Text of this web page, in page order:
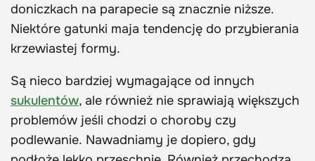
doniczkach na parapecie są znacznie niższe.
Niektóre gatunki maja tendencję do przybierania
krzewiastej formy.
Są nieco bardziej wymagające od innych
sukulentów, ale również nie sprawiają większych
problemów jeśli chodzi o choroby czy
podlewanie. Nawadniamy je dopiero, gdy